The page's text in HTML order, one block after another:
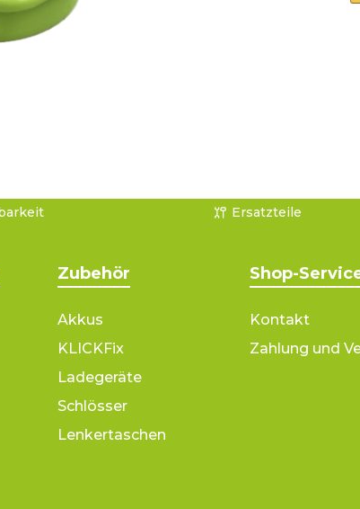
Ersatzteile
Zubehör
Akkus
KLICKFix
Ladegeräte
Schlösser
Lenkertaschen
Shop-
Kontakt
Zahlung und